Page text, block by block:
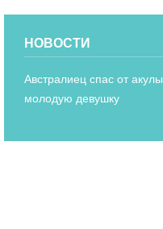
НОВОСТИ
Австралиец спас от акулы
молодую девушку